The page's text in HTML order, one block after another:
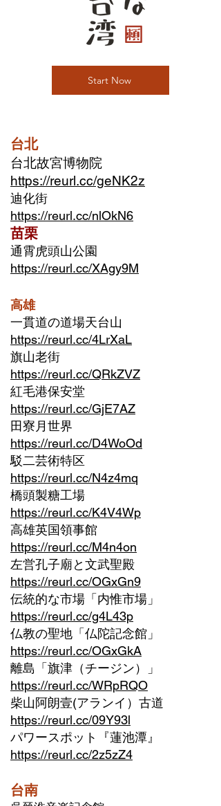
Start Now
台北
台北故宮博物院
https://reurl.cc/geNK2z
迪化街
https://reurl.cc/nlOkN6
苗栗
通霄虎頭山公園
https://reurl.cc/XAgy9M
高雄
一貫道の道場天台山
https://reurl.cc/4LrXaL
​旗山老街
https://reurl.cc/QRkZVZ
紅毛港保安堂
https://reurl.cc/GjE7AZ
田寮月世界
https://reurl.cc/D4WoOd
駁二芸術特区
https://reurl.cc/N4z4mq
橋頭製糖工場
https://reurl.cc/K4V4Wp
高雄英国領事館
https://reurl.cc/M4n4on
左営孔子廟と文武聖殿
https://reurl.cc/OGxGn9
伝統的な市場「内惟市場」
https://reurl.cc/g4L43p
仏教の聖地「仏陀記念館」
https://reurl.cc/OGxGkA
離島「旗津（チージン）」
https://reurl.cc/WRpRQO
柴山阿朗壹(アランイ）古道
https://reurl.cc/09Y93l
パワースポット『蓮池潭』
https://reurl.cc/2z5zZ4
台南